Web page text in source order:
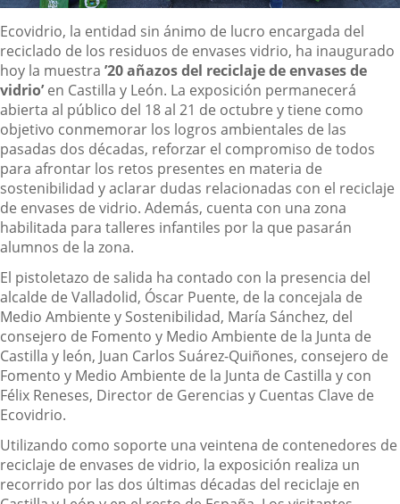
Descripción
Ecovidrio, la entidad sin ánimo de lucro encargada del
reciclado de los residuos de envases vidrio, ha inaugurado
hoy la muestra ’20 añazos del reciclaje de envases de
vidrio’en Castilla y León. La exposición permanecerá
abierta al público del 18 al 21 de octubre y tiene como
objetivo conmemorar los logros ambientales de las
pasadas dos décadas, reforzar el compromiso de todos
para afrontar los retos presentes en materia de
sostenibilidad y aclarar dudas relacionadas con el reciclaje
de envases de vidrio. Además, cuenta con una zona
habilitada para talleres infantiles por la que pasarán
alumnos de la zona.
El pistoletazo de salida ha contado con la presencia del
alcalde de Valladolid, Óscar Puente, de la concejala de
Medio Ambiente y Sostenibilidad, María Sánchez, del
consejero de Fomento y Medio Ambiente de la Junta de
Castilla y león, Juan Carlos Suárez-Quiñones, consejero de
Fomento y Medio Ambiente de la Junta de Castilla y con
Félix Reneses, Director de Gerencias y Cuentas Clave de
Ecovidrio.
Utilizando como soporte una veintena de contenedores de
reciclaje de envases de vidrio, la exposición realiza un
recorrido por las dos últimas décadas del reciclaje en